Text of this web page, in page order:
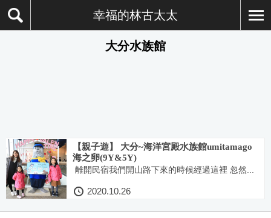
幸福的林古太太
大分水族館
【親子遊】 大分~海洋宮殿水族館umitamago
海之卵(9Y&5Y)
離開民宿我們開山路下來的時候經過這裡 忽然...
2020.10.26